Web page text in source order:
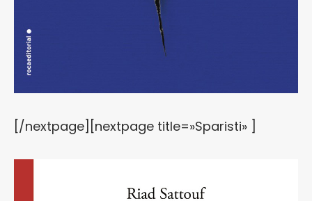
[/nextpage][nextpage title=»Sparisti» ]